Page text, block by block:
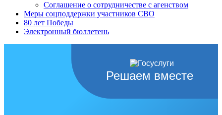
Соглашение о сотрудничестве с агенством
Меры соцподдержки участников СВО
80 лет Победы
Электронный бюллетень
Решаем вместе